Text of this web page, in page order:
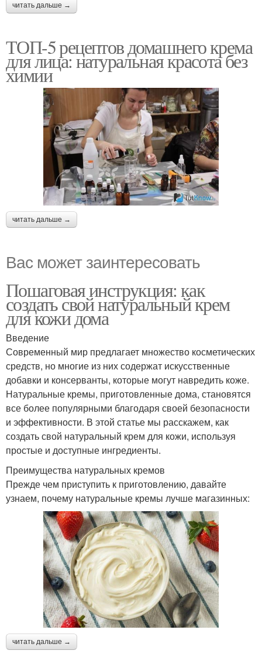
читать дальше →
ТОП-5 рецептов домашнего крема
для лица: натуральная красота без
химии
читать дальше →
Вас может заинтересовать
Пошаговая инструкция: как
создать свой натуральный крем
для кожи дома
Введение
Современный мир предлагает множество косметических
средств, но многие из них содержат искусственные
добавки и консерванты, которые могут навредить коже.
Натуральные кремы, приготовленные дома, становятся
все более популярными благодаря своей безопасности
и эффективности. В этой статье мы расскажем, как
создать свой натуральный крем для кожи, используя
простые и доступные ингредиенты.
Преимущества натуральных кремов
Прежде чем приступить к приготовлению, давайте
узнаем, почему натуральные кремы лучше магазинных:
читать дальше →